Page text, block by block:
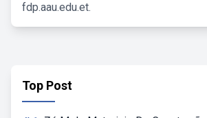
fdp.aau.edu.et.
Top Post